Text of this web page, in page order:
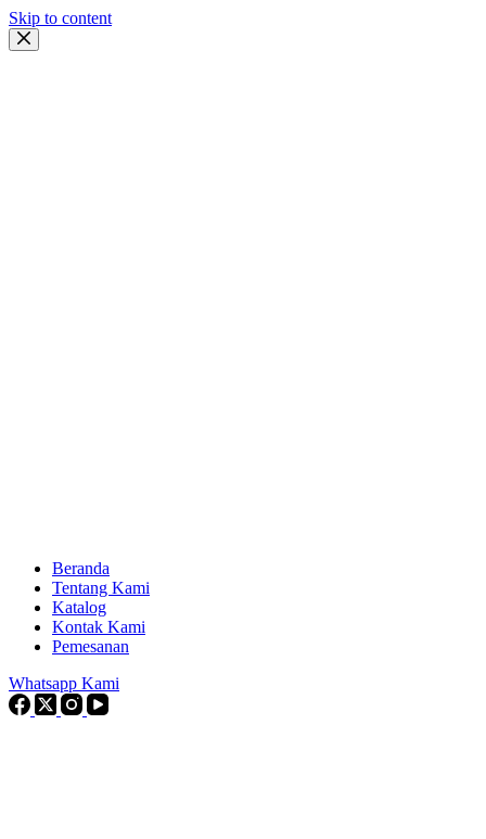
Skip to content
Beranda
Tentang Kami
Katalog
Kontak Kami
Pemesanan
Whatsapp Kami